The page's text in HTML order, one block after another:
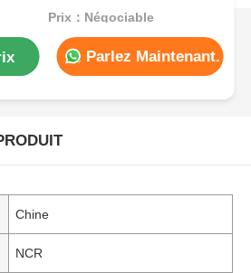
de banque
Prix：Négociable
Parlez Maintenant.
Chine
NCR